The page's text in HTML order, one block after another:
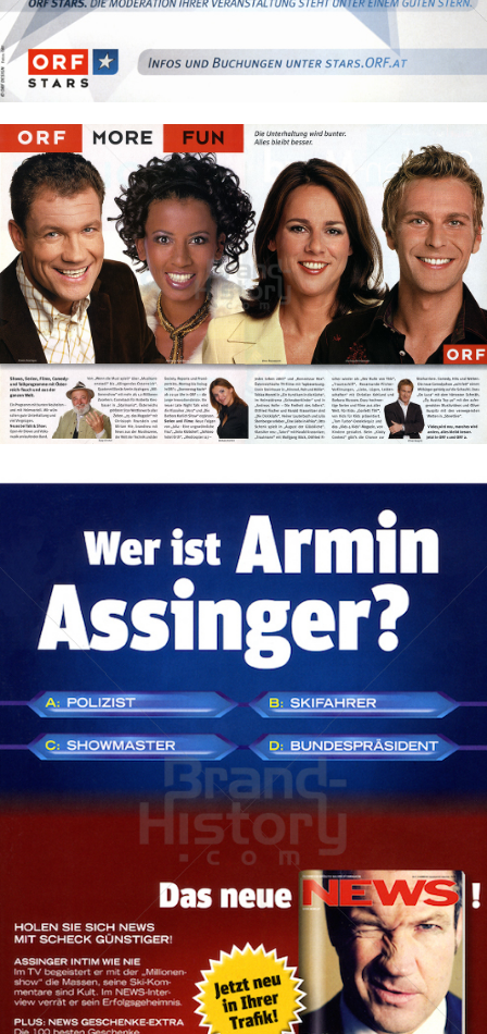
ORF Österreichischer Rundfunk
ORF Österreichischer Rundfunk
2009
Bild-ID: 74077
Verlagsgruppe NEWS Gesellschaft m.b.H.
2011